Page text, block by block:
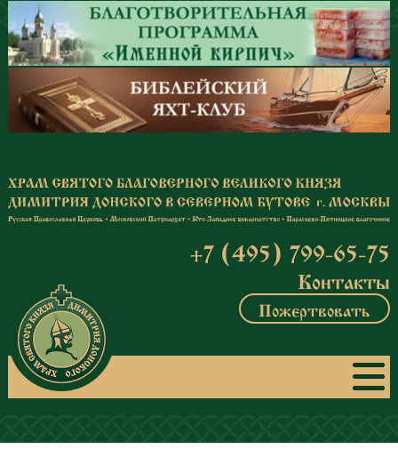
Перейти к основному содержанию
+7 (495) 799-65-75
Контакты
Пожертвовать